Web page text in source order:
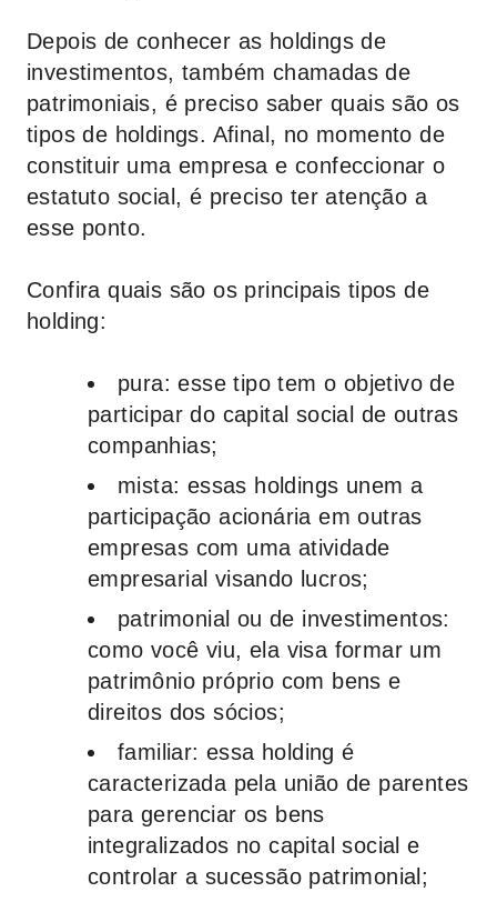
Depois de conhecer as holdings de
investimentos, também chamadas de
patrimoniais, é preciso saber quais são os
tipos de holdings. Afinal, no momento de
constituir uma empresa e confeccionar o
estatuto social, é preciso ter atenção a
esse ponto.
Confira quais são os principais tipos de
holding:
pura: esse tipo tem o objetivo de
participar do capital social de outras
companhias;
mista: essas holdings unem a
participação acionária em outras
empresas com uma atividade
empresarial visando lucros;
patrimonial ou de investimentos:
como você viu, ela visa formar um
patrimônio próprio com bens e
direitos dos sócios;
familiar: essa holding é
caracterizada pela união de parentes
para gerenciar os bens
integralizados no capital social e
controlar a sucessão patrimonial;